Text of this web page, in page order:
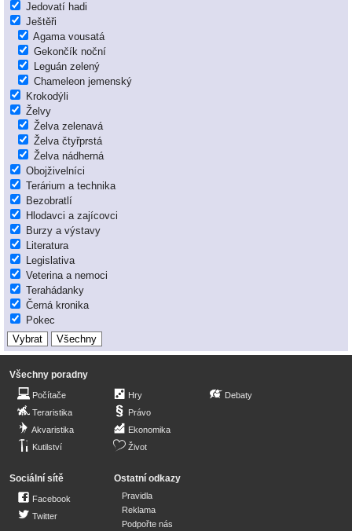
Jedovatí hadi
Ještěři
Agama vousatá
Gekončík noční
Leguán zelený
Chameleon jemenský
Krokodýli
Želvy
Želva zelenavá
Želva čtyřprstá
Želva nádherná
Obojživelníci
Terárium a technika
Bezobratlí
Hlodavci a zajícovci
Burzy a výstavy
Literatura
Legislativa
Veterina a nemoci
Terahádanky
Černá kronika
Pokec
Všechny poradny
Počítače
Teraristika
Akvaristika
Kutilství
Hry
Právo
Ekonomika
Život
Debaty
Sociální sítě
Facebook
Twitter
Ostatní odkazy
Pravidla
Reklama
Podpořte nás